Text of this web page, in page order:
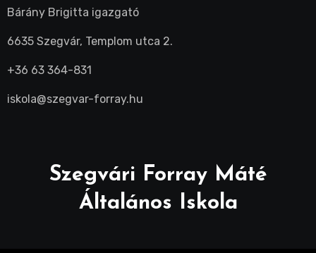
Bárány Brigitta igazgató
6635 Szegvár, Templom utca 2.
+36 63 364-831
iskola@szegvar-forray.hu
Szegvári Forray Máté
Általános Iskola